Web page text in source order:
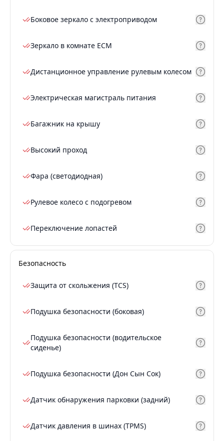
Боковое зеркало с электроприводом
Зеркало в комнате ECM
Дистанционное управление рулевым колесом
Электрическая магистраль питания
Багажник на крышу
Высокий проход
Фара (светодиодная)
Рулевое колесо с подогревом
Переключение лопастей
Безопасность
Защита от скольжения (TCS)
Подушка безопасности (боковая)
Подушка безопасности (водительское
сиденье)
Подушка безопасности (Дон Сын Сок)
Датчик обнаружения парковки (задний)
Датчик давления в шинах (TPMS)